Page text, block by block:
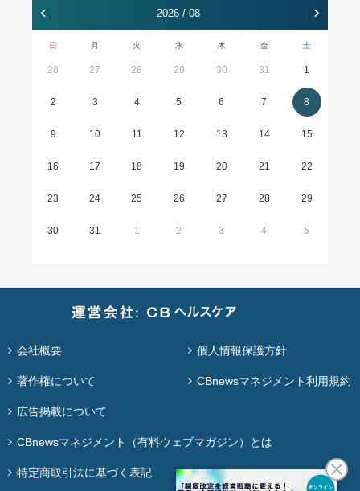
‹ 2026 / 08 ›
日 月 火 水 木 金 土
26 27 28 29 30 31 1
2 3 4 5 6 7 8
9 10 11 12 13 14 15
16 17 18 19 20 21 22
23 24 25 26 27 28 29
30 31 1 2 3 4 5
会社概要 個人情報保護方針
著作権について CBnewsマネジメント利用規約
広告掲載について
CBnewsマネジメント（有料ウェブマガジン）とは
特定商取引法に基づく表記